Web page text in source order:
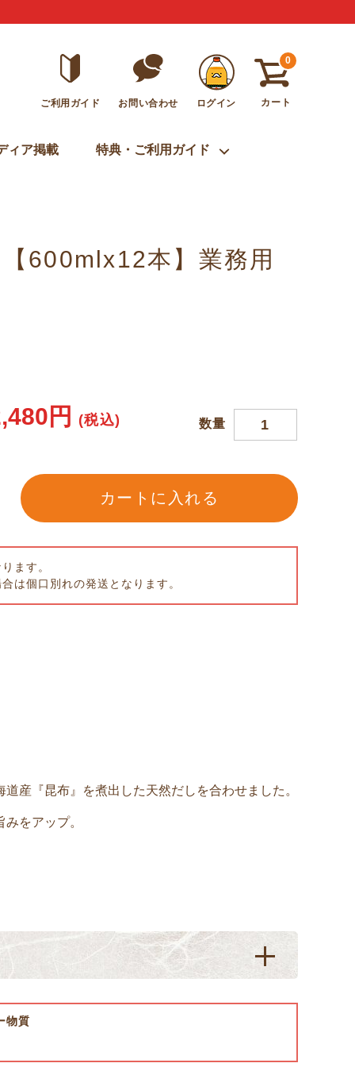
ご利用ガイド お問い合わせ ログイン
0
カート
ィア掲載 特典・ご利用ガイド
600mlx12本】業務用
円 (税込) 数量
カートに入れる
ます。
は個口別れの発送となります。
産『昆布』を煮出した天然だしを合わせました。
をアップ。
物質